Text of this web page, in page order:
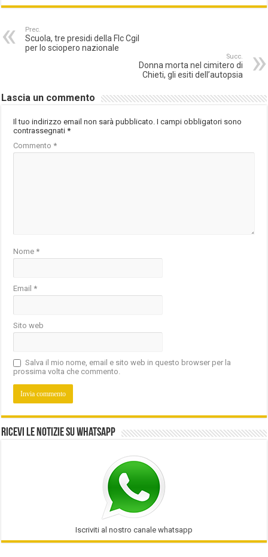
Prec.
Scuola, tre presidi della Flc Cgil
per lo sciopero nazionale
Succ.
Donna morta nel cimitero di
Chieti, gli esiti dell’autopsia
Lascia un commento
Il tuo indirizzo email non sarà pubblicato. I campi obbligatori sono
contrassegnati*
Commento*
Nome*
Email*
Sito web
Salva il mio nome, email e sito web in questo browser per la
prossima volta che commento.
Ricevi le notizie su Whatsapp
Iscriviti al nostro canale whatsapp